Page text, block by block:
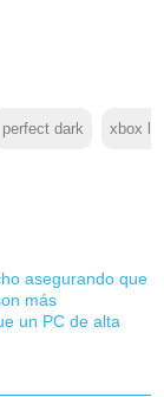
perfect dark xbox
asegurando que
más
un PC de alta